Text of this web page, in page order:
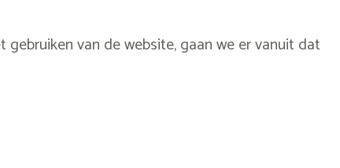
van de website, gaan we er vanuit dat